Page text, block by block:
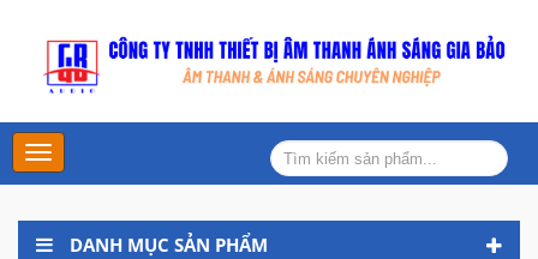
Main
Menu
DANH MỤC SẢN PHẨM